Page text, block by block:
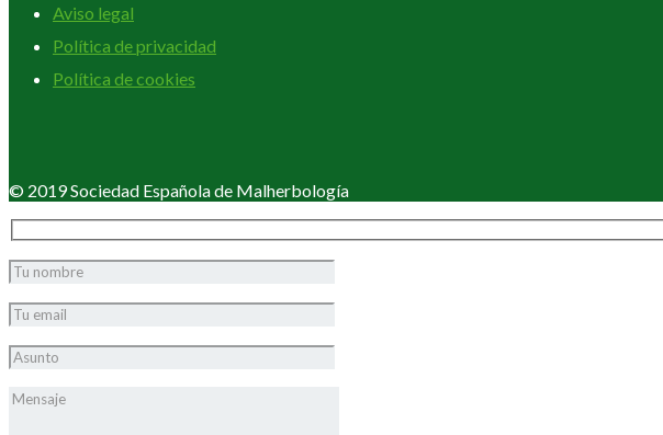
Aviso legal
Política de privacidad
Política de cookies
© 2019 Sociedad Española de Malherbología